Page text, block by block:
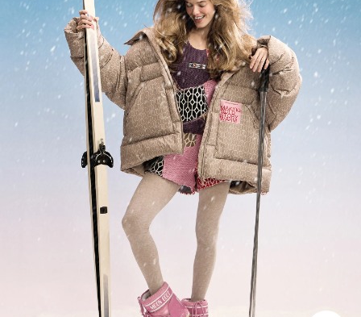
Loyalty
MONOCHROME™ ID
​MONOCHROME™
(REUNION)
Подарочная карта
КУПИТЬ КАРТУ
ПРОВЕРИТЬ БАЛАНС
Магазины